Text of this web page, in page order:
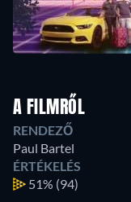
A FILMRŐL
RENDEZŐ
Paul Bartel
ÉRTÉKELÉS
51% (94)